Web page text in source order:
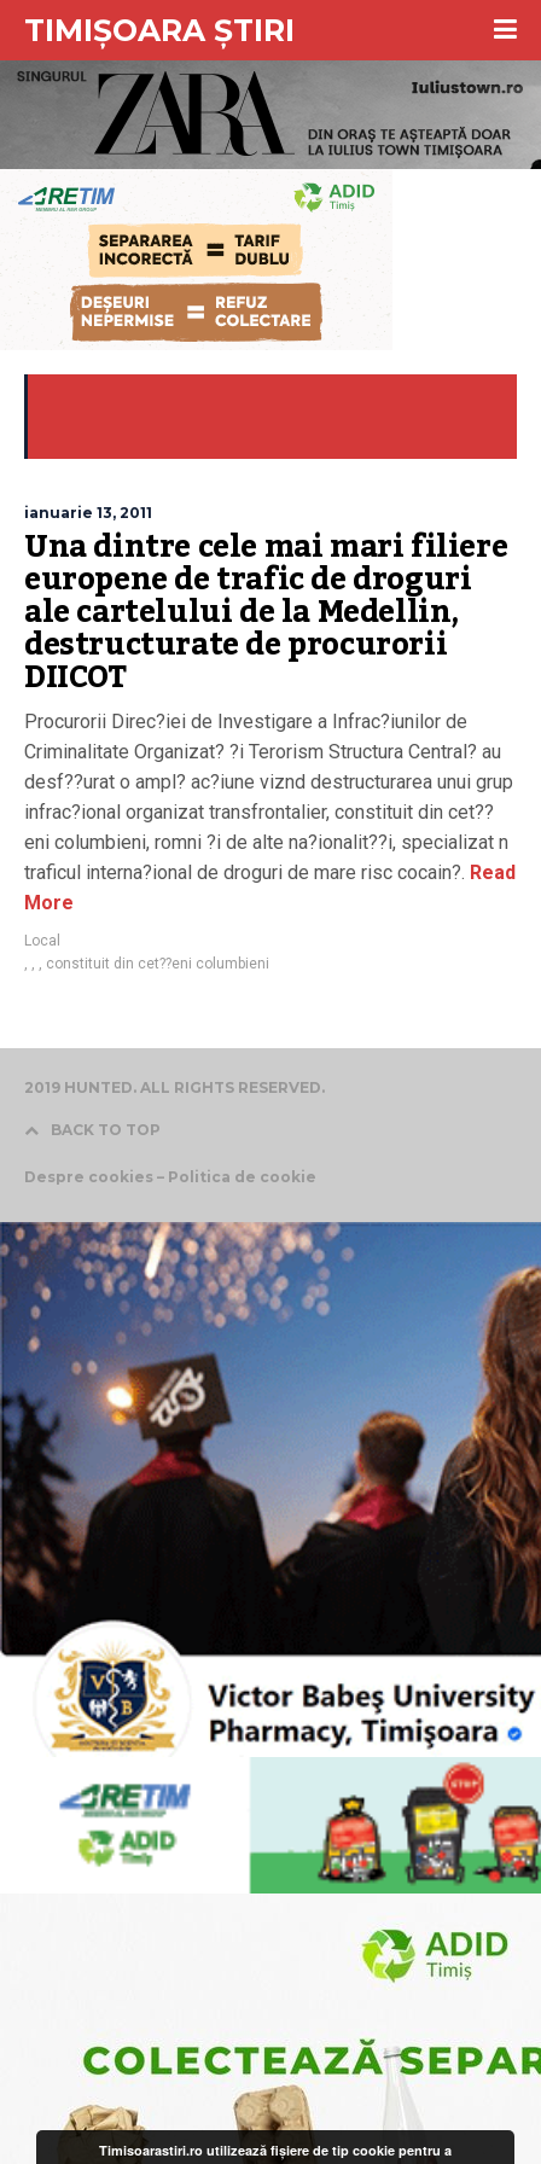
TIMIȘOARA ȘTIRI
ianuarie 13, 2011
Una dintre cele mai mari filiere
europene de trafic de droguri
ale cartelului de la Medellin,
destructurate de procurorii
DIICOT
Procurorii Direc?iei de Investigare a Infrac?iunilor de
Criminalitate Organizat? ?i Terorism Structura Central? au
desf??urat o ampl? ac?iune viznd destructurarea unui grup
infrac?ional organizat transfrontalier, constituit din cet??
eni columbieni, romni ?i de alte na?ionalit??i, specializat n
traficul interna?ional de droguri de mare risc cocain?. Read
More
Local
, , , constituit din cet??eni columbieni
2019 HUNTED. ALL RIGHTS RESERVED.
BACK TO TOP
Despre cookies – Politica de cookie
Timisoarastiri.ro utilizează fişiere de tip cookie pentru a